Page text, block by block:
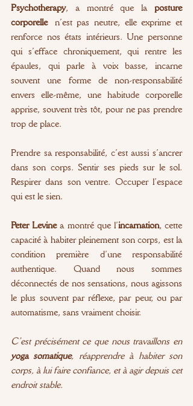
Psychotherapy, a montré que la posture
corporelle n’est pas neutre, elle exprime et
renforce nos états intérieurs. Une personne
qui s’efface chroniquement, qui rentre les
épaules, qui parle à voix basse, incarne
souvent une forme de non-responsabilité
envers elle-même, une habitude corporelle
apprise, souvent très tôt, pour ne pas prendre
trop de place.
Prendre sa responsabilité, c’est aussi s’ancrer
dans son corps. Sentir ses pieds sur le sol.
Respirer dans son ventre. Occuper l’espace
qui est le sien.
Peter Levine a montré que l’incarnation, cette
capacité à habiter pleinement son corps, est la
condition première d’une responsabilité
authentique. Quand nous sommes
déconnectés de nos sensations, nous agissons
le plus souvent par réflexe, par peur, ou par
automatisme, sans vraiment choisir.
C’est précisément ce que nous travaillons en
yoga somatique, réapprendre à habiter son
corps, à lui faire confiance, et à agir depuis cet
endroit stable.